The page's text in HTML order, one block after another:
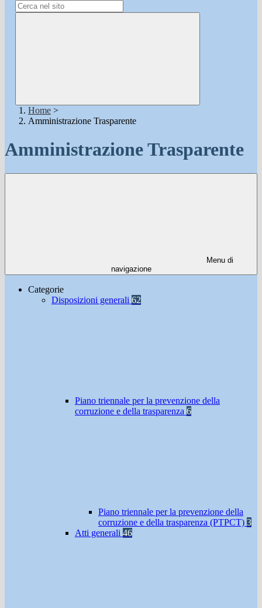
Home >
Amministrazione Trasparente
Amministrazione Trasparente
Menu di
navigazione
Categorie
Disposizioni generali 62
Piano triennale per la prevenzione della
corruzione e della trasparenza 6
Piano triennale per la prevenzione della
corruzione e della trasparenza (PTPCT) 3
Atti generali 46